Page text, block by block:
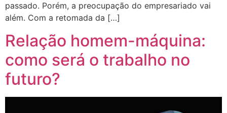
passado. Porém, a preocupação do empresariado vai
além. Com a retomada da […]
Relação homem-máquina:
como será o trabalho no
futuro?